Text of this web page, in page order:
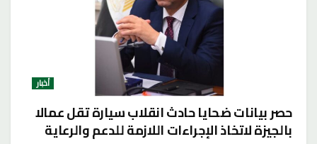
أخبار
حصر بيانات ضحايا حادث انقلاب سيارة تقل عمالا
بالجيزة لاتخاذ الإجراءات اللازمة للدعم والرعاية